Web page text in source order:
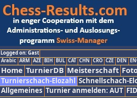
Logged on: Gast
Arabic ARM AZE BIH BUL CAT CHN CRO CZE DEN
Home TurnierDB Meisterschaft
Turnierschach-Elozahl Schnellschach-
Allgemeines Turnier anmelden: AUT